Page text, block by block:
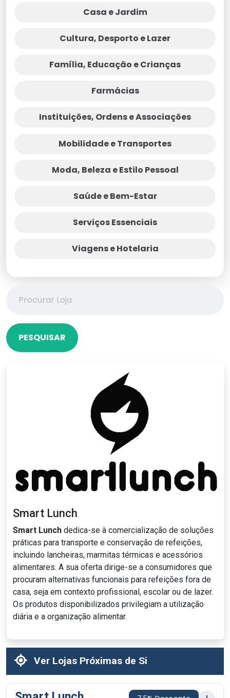
Casa e Jardim
Cultura, Desporto e Lazer
Família, Educação e Crianças
Farmácias
Instituições, Ordens e Associações
Mobilidade e Transportes
Moda, Beleza e Estilo Pessoal
Saúde e Bem-Estar
Serviços Essenciais
Viagens e Hotelaria
PESQUISAR
Smart Lunch
Smart Lunch dedica-se à comercialização de soluções
práticas para transporte e conservação de refeições,
incluindo lancheiras, marmitas térmicas e acessórios
alimentares. A sua oferta dirige-se a consumidores que
procuram alternativas funcionais para refeições fora de
casa, seja em contexto profissional, escolar ou de lazer.
Os produtos disponibilizados privilegiam a utilização
diária e a organização alimentar.
Ver Lojas Próximas de Si